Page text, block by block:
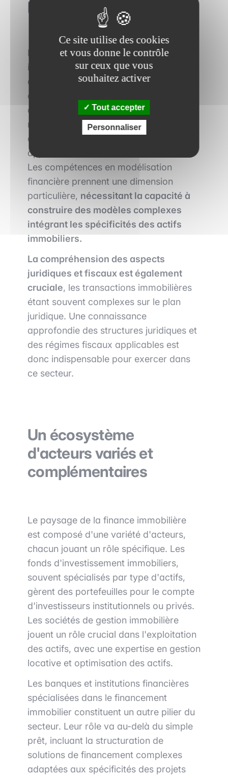
pour réussir
Pour exceller dans la finance
immobilière, les professionnels doivent
développer un ensemble de
compétences spécifiques. La maîtrise
des techniques d'analyse financière
reste fondamentale, mais doit être
complétée par une compréhension
approfondie des marchés immobiliers.
Les compétences en modélisation
financière prennent une dimension
particulière, nécessitant la capacité à
construire des modèles complexes
intégrant les spécificités des actifs
immobiliers.
La compréhension des aspects
juridiques et fiscaux est également
cruciale, les transactions immobilières
étant souvent complexes sur le plan
juridique. Une connaissance
approfondie des structures juridiques et
des régimes fiscaux applicables est
donc indispensable pour exercer dans
ce secteur.
Un écosystème
d'acteurs variés et
complémentaires
Le paysage de la finance immobilière
est composé d'une variété d'acteurs,
chacun jouant un rôle spécifique. Les
fonds d'investissement immobiliers,
souvent spécialisés par type d'actifs,
gèrent des portefeuilles pour le compte
d'investisseurs institutionnels ou privés.
Les sociétés de gestion immobilière
jouent un rôle crucial dans l'exploitation
des actifs, avec une expertise en gestion
locative et optimisation des actifs.
Les banques et institutions financières
spécialisées dans le financement
immobilier constituent un autre pilier du
secteur. Leur rôle va au-delà du simple
prêt, incluant la structuration de
solutions de financement complexes
adaptées aux spécificités des projets
Ce site utilise des cookies
et vous donne le contrôle
sur ceux que vous
souhaitez activer
Tout accepter
Personnaliser